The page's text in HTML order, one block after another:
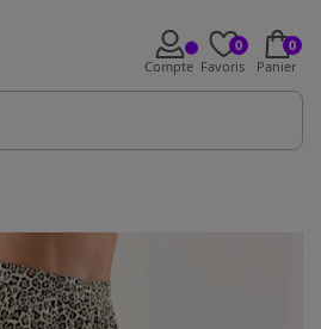
Compte
0
Favoris
0
Panier